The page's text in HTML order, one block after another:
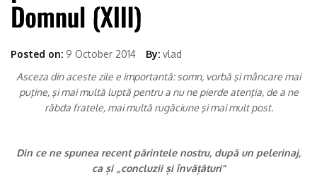
Posted on: 9 October 2014 By: vlad
Asceza din aceste zile e importantă: somn, vorbă şi mâncare mai
puţine, şi mai multă luptă pentru a nu ne pierde atenţia, de a ne
răbda fratele, mai multă rugăciune şi mai mult post.
Din ce ne spunea recent părintele nostru, după un pelerinaj,
ca și „concluzii și învățături"